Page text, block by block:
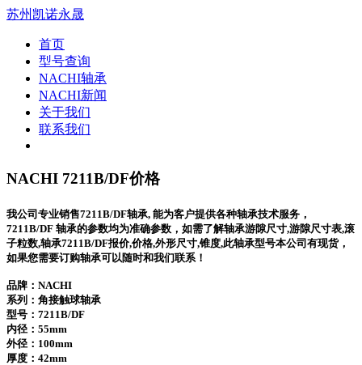
苏州凯诺永晟
首页
型号查询
NACHI轴承
NACHI新闻
关于我们
联系我们
NACHI 7211B/DF价格
我公司专业销售7211B/DF轴承, 能为客户提供各种轴承技术服务，
7211B/DF 轴承的参数均为准确参数，如需了解轴承游隙尺寸,游隙尺寸表,滚
子粒数,轴承7211B/DF报价,价格,外形尺寸,锥度,此轴承型号本公司有现货，
如果您需要订购轴承可以随时和我们联系！
品牌：NACHI
系列：角接触球轴承
型号： 7211B/DF
内径：55mm
外径：100mm
厚度：42mm